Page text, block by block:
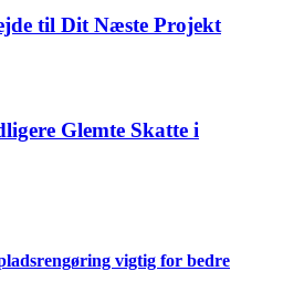
til Dit Næste Projekt
Glemte Skatte i
vigtig for bedre